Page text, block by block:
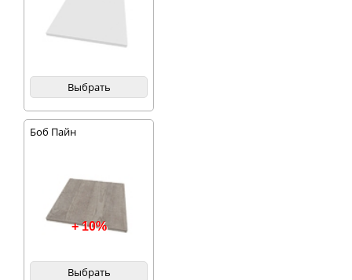
количество игрушек. На
открытых полках
органично будут
смотреться фотографии
самолетов или
небольшие сувениры.
Выбрать
Боб Пайн
+ 10%
Выбрать